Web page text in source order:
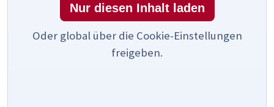
Nur diesen Inhalt laden
Oder global über die Cookie-Einstellungen
freigeben.